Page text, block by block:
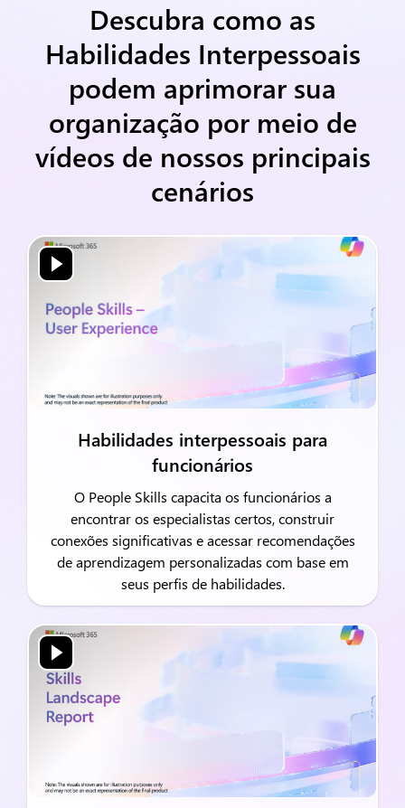
Descubra como as
Habilidades Interpessoais
podem aprimorar sua
organização por meio de
vídeos de nossos principais
cenários
Habilidades interpessoais para
funcionários
O People Skills capacita os funcionários a
encontrar os especialistas certos, construir
conexões significativas e acessar recomendações
de aprendizagem personalizadas com base em
seus perfis de habilidades.